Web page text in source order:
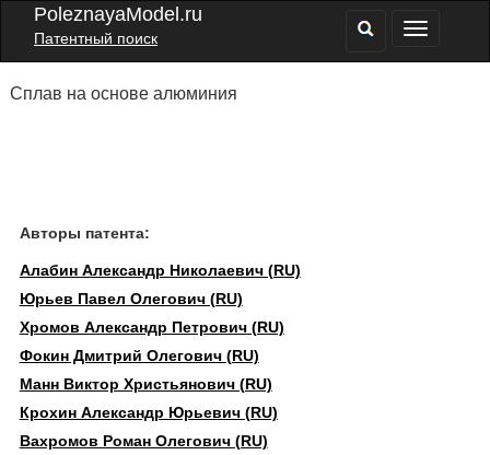
PoleznayaModel.ru
Патентный поиск
Сплав на основе алюминия
Авторы патента:
Алабин Александр Николаевич (RU)
Юрьев Павел Олегович (RU)
Хромов Александр Петрович (RU)
Фокин Дмитрий Олегович (RU)
Манн Виктор Христьянович (RU)
Крохин Александр Юрьевич (RU)
Вахромов Роман Олегович (RU)